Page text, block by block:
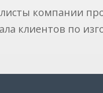
компании
клиентов по